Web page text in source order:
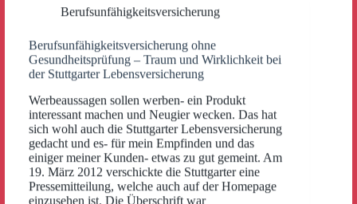
Berufsunfähigkeitsversicherung
Berufsunfähigkeitsversicherung ohne
Gesundheitsprüfung – Traum und Wirklichkeit bei
der Stuttgarter Lebensversicherung
Werbeaussagen sollen werben- ein Produkt
interessant machen und Neugier wecken. Das hat
sich wohl auch die Stuttgarter Lebensversicherung
gedacht und es- für mein Empfinden und das
einiger meiner Kunden- etwas zu gut gemeint. Am
19. März 2012 verschickte die Stuttgarter eine
Pressemitteilung, welche auch auf der Homepage
einzusehen ist. Die Überschrift war